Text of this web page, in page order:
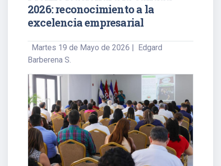
2026: reconocimiento a la
excelencia empresarial
Martes 19 de Mayo de 2026 | Edgard
Barberena S.